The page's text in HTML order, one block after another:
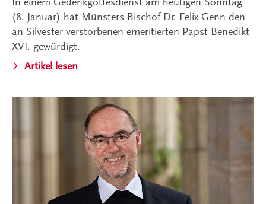
(8. Januar) hat Münsters Bischof Dr. Felix Genn den
an Silvester verstorbenen emeritierten Papst Benedikt
XVI. gewürdigt.
Artikel lesen